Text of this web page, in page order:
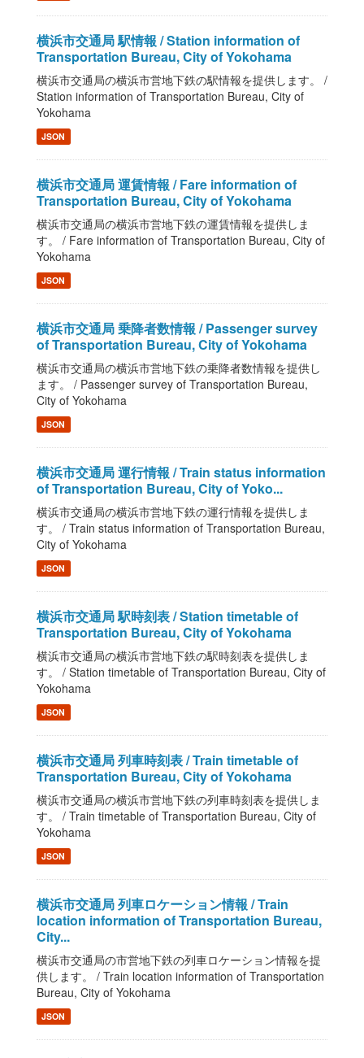
横浜市交通局 駅情報 / Station information of
Transportation Bureau, City of Yokohama
横浜市交通局の横浜市営地下鉄の駅情報を提供します。 /
Station information of Transportation Bureau, City of
Yokohama
JSON
横浜市交通局 運賃情報 / Fare information of
Transportation Bureau, City of Yokohama
横浜市交通局の横浜市営地下鉄の運賃情報を提供しま
す。 / Fare information of Transportation Bureau, City of
Yokohama
JSON
横浜市交通局 乗降者数情報 / Passenger survey
of Transportation Bureau, City of Yokohama
横浜市交通局の横浜市営地下鉄の乗降者数情報を提供し
ます。 / Passenger survey of Transportation Bureau,
City of Yokohama
JSON
横浜市交通局 運行情報 / Train status information
of Transportation Bureau, City of Yoko...
横浜市交通局の横浜市営地下鉄の運行情報を提供しま
す。 / Train status information of Transportation Bureau,
City of Yokohama
JSON
横浜市交通局 駅時刻表 / Station timetable of
Transportation Bureau, City of Yokohama
横浜市交通局の横浜市営地下鉄の駅時刻表を提供しま
す。 / Station timetable of Transportation Bureau, City of
Yokohama
JSON
横浜市交通局 列車時刻表 / Train timetable of
Transportation Bureau, City of Yokohama
横浜市交通局の横浜市営地下鉄の列車時刻表を提供しま
す。 / Train timetable of Transportation Bureau, City of
Yokohama
JSON
横浜市交通局 列車ロケーション情報 / Train
location information of Transportation Bureau,
City...
横浜市交通局の市営地下鉄の列車ロケーション情報を提
供します。 / Train location information of Transportation
Bureau, City of Yokohama
JSON